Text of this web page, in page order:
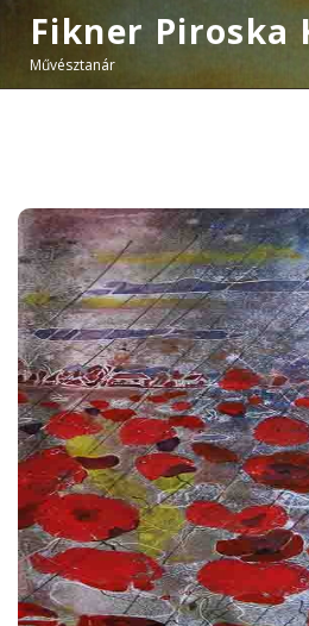
Fikner Piroska
Művésztanár